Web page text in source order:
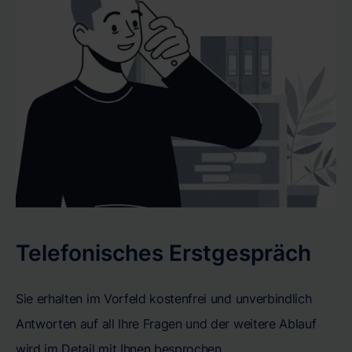
Telefonisches Erstgespräch
Sie erhalten im Vorfeld kostenfrei und unverbindlich
Antworten auf all Ihre Fragen und der weitere Ablauf
wird im Detail mit Ihnen besprochen.